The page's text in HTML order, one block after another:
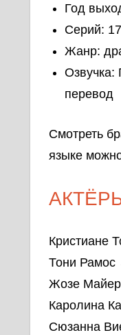
Год
Серий:
Жанр:
Озвучка:
перевод
Смотреть
языке
Кристиане
Тони
Жозе
Каролина
Сюзанна